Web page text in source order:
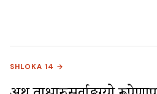
SHLOKA 14 →